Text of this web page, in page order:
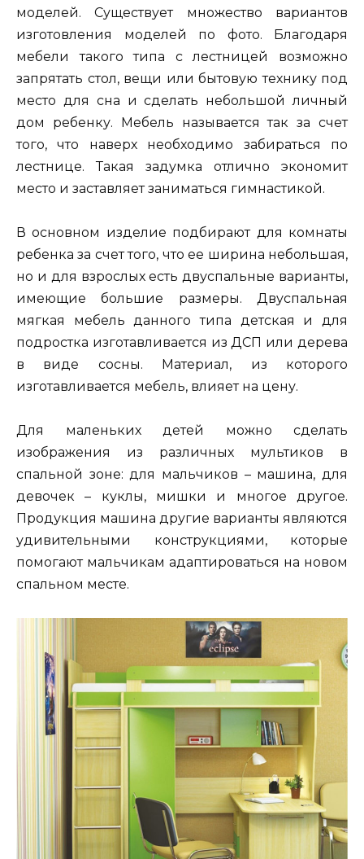
моделей. Существует множество вариантов
изготовления моделей по фото. Благодаря
мебели такого типа с лестницей возможно
запрятать стол, вещи или бытовую технику под
место для сна и сделать небольшой личный
дом ребенку. Мебель называется так за счет
того, что наверх необходимо забираться по
лестнице. Такая задумка отлично экономит
место и заставляет заниматься гимнастикой.
В основном изделие подбирают для комнаты
ребенка за счет того, что ее ширина небольшая,
но и для взрослых есть двуспальные варианты,
имеющие большие размеры. Двуспальная
мягкая мебель данного типа детская и для
подростка изготавливается из ДСП или дерева
в виде сосны. Материал, из которого
изготавливается мебель, влияет на цену.
Для маленьких детей можно сделать
изображения из различных мультиков в
спальной зоне: для мальчиков – машина, для
девочек – куклы, мишки и многое другое.
Продукция машина другие варианты являются
удивительными конструкциями, которые
помогают мальчикам адаптироваться на новом
спальном месте.